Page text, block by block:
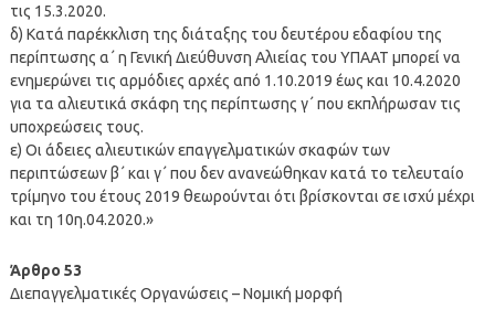
τις 15.3.2020.
δ) Κατά παρέκκλιση της διάταξης του δευτέρου εδαφίου της
περίπτωσης α΄ η Γενική Διεύθυνση Αλιείας του ΥΠΑΑΤ μπορεί να
ενημερώνει τις αρμόδιες αρχές από 1.10.2019 έως και 10.4.2020
για τα αλιευτικά σκάφη της περίπτωσης γ΄ που εκπλήρωσαν τις
υποχρεώσεις τους.
ε) Οι άδειες αλιευτικών επαγγελματικών σκαφών των
περιπτώσεων β΄ και γ΄ που δεν ανανεώθηκαν κατά το τελευταίο
τρίμηνο του έτους 2019 θεωρούνται ότι βρίσκονται σε ισχύ μέχρι
και τη 10η.04.2020.»
Άρθρο 53
Διεπαγγελματικές Οργανώσεις – Νομική μορφή